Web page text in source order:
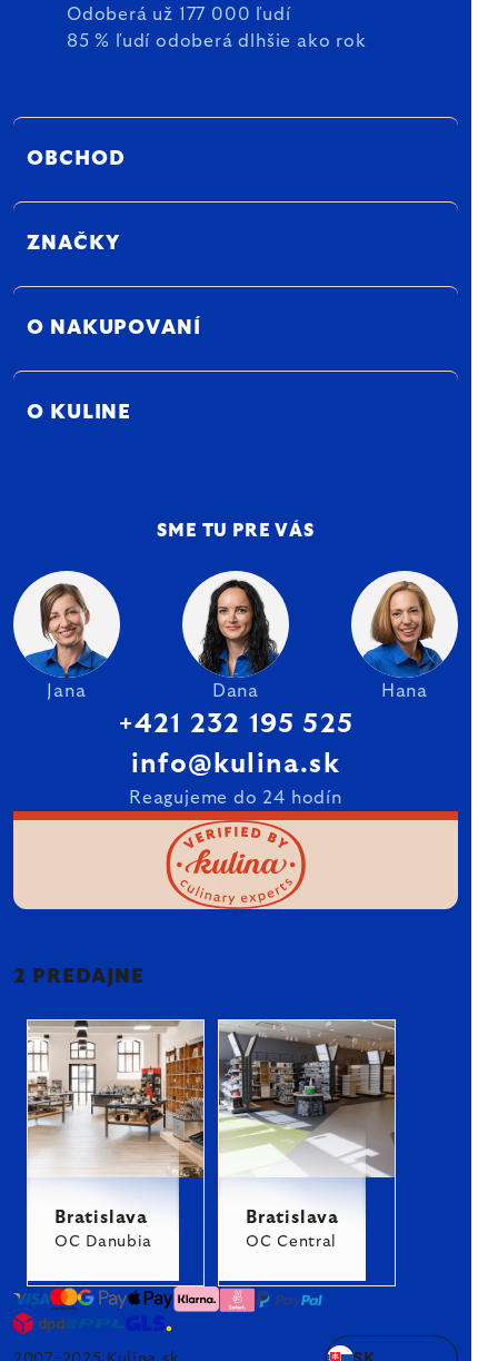
Odoberá už 177 000 ľudí
85 % ľudí odoberá dlhšie ako rok
OBCHOD
ZNAČKY
O NAKUPOVANÍ
O KULINE
SME TU PRE VÁS
Jana Dana Hana
+421 232 195 525
info@kulina.sk
Reagujeme do 24 hodín
2 PREDAJNE
Bratislava
OC Danubia
Bratislava
OC Central